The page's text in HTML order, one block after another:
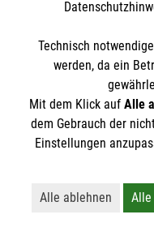
Der Malteser
gemeinnützige
Gewerbesteuer befreit.
Technisch
werden, da ein
Mit dem Klick auf Alle
dem Gebrauch der
Einstellungen
Alle ablehnen Alle